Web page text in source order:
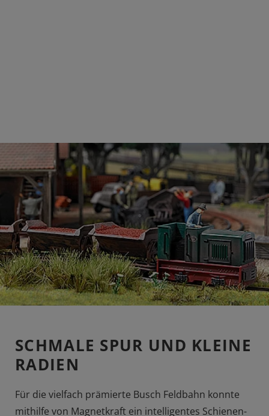
SCHMALE SPUR UND KLEINE
RADIEN
Für die vielfach prämierte Busch Feldbahn konnte
mithilfe von Magnetkraft ein intelligentes Schienen-